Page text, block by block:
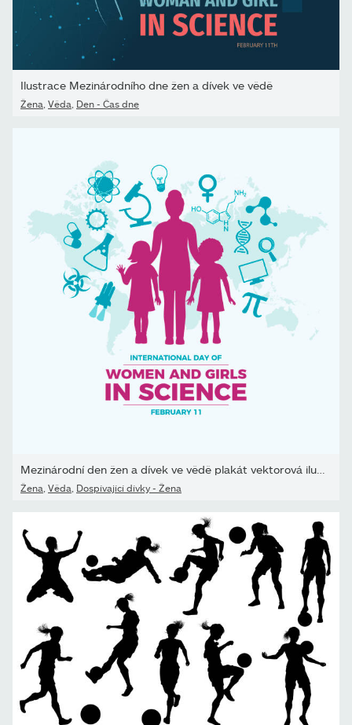
Ilustrace Mezinárodního dne žen a dívek ve vědě
Žena Věda Den - Čas dne
Žena Věda Dospívající dívky - Žena